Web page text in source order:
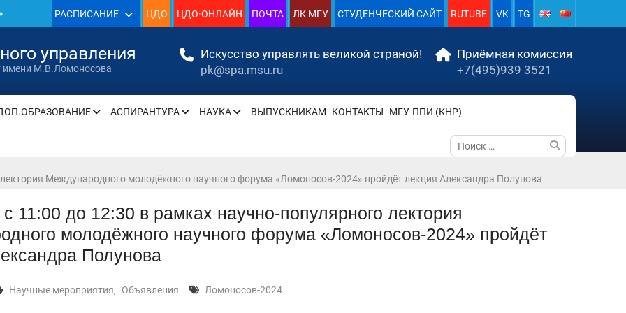
—
—
—
РАСПИСАНИЕ ЦДО ЦДО·ОНЛАЙН ПОЧТА ЛК МГУ СТУДЕНЧЕСКИЙ САЙТ RUTUBE VK TG
управления
имени М.В.Ломоносова
Искусство управлять великой страной!
pk@spa.msu.ru
Приёмная комиссия
+7(495)939 3521
АСПИРАНТУРА НАУКА ВЫПУСКНИКАМ КОНТАКТЫ МГУ-ППИ (КНР)
Поиск
по:
Международного молодёжного научного форума «Ломоносов-2024» пройдёт лекция Александра Полунова
11:00 до 12:30 в рамках научно-популярного лектория
молодёжного научного форума «Ломоносов-2024» пройдёт
Полунова
Научные мероприятия, Объявления Ломоносов-2024